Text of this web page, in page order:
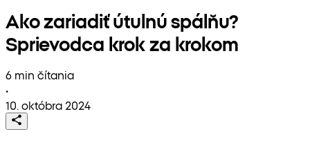
Ako zariadiť útulnú spálňu?
Sprievodca krok za krokom
6 min čítania
•
10. októbra 2024